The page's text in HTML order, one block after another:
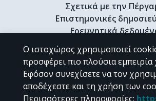
Σχετικά με την
Επιστημονικές
Ερευνητικά
Διδακτορικές διατριβές & Γκρίζα
Προφίλ Ερευνητή
CC BY-
Ο ιστοχώρος χρησιμοποιεί
προσφέρει πιο πλούσια εμπειρία
Εφόσον συνεχίσετε να τον
αποδέχεστε και τη χρήση των
Περισσότερες πληροφορίες: